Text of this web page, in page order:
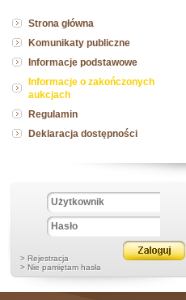
Strona główna
Komunikaty publiczne
Informacje podstawowe
Informacje o zakończonych
aukcjach
Regulamin
Deklaracja dostępności
> Rejestracja
> Nie pamiętam hasła